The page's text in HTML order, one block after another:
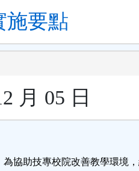
施要點
月 05 日
協助技專校院改善教學環境